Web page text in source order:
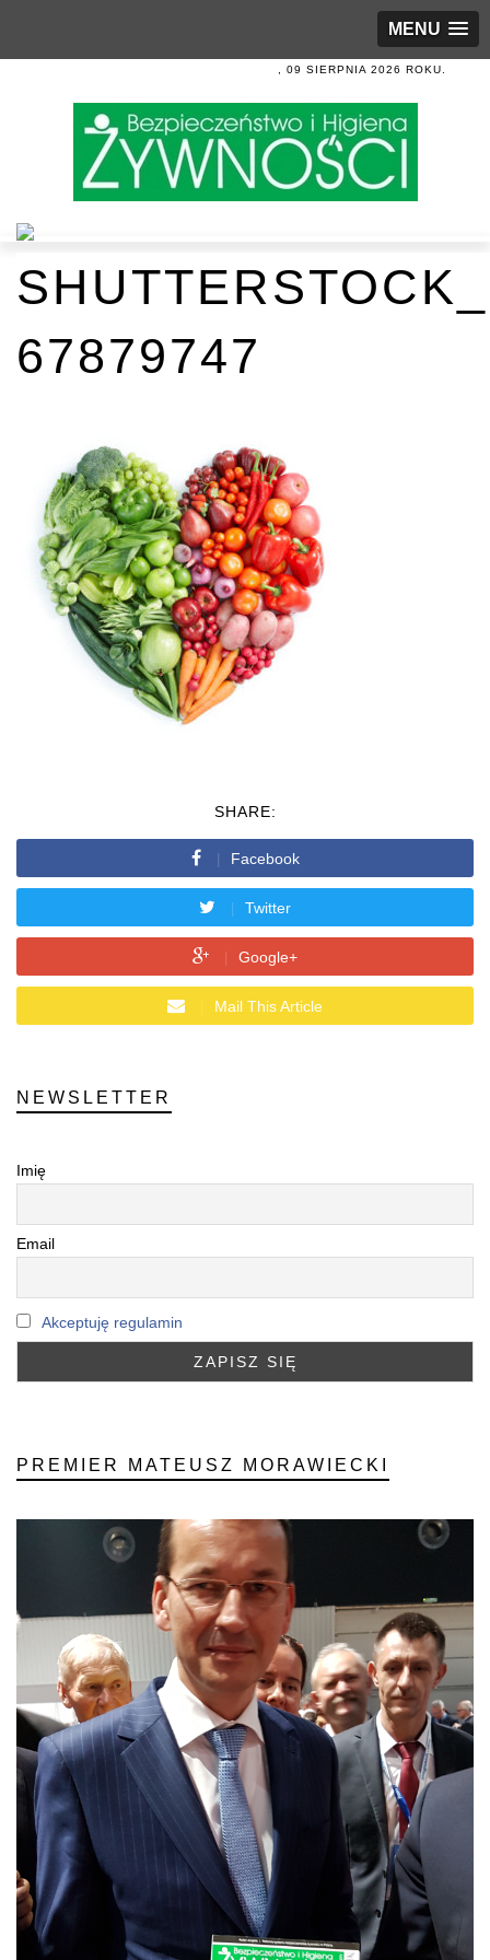
MENU
, 09 SIERPNIA 2026 ROKU.
SHUTTERSTOCK_
67879747
SHARE:
Facebook
Twitter
Google+
Mail This Article
NEWSLETTER
Imię
Email
Akceptuję regulamin
PREMIER MATEUSZ MORAWIECKI